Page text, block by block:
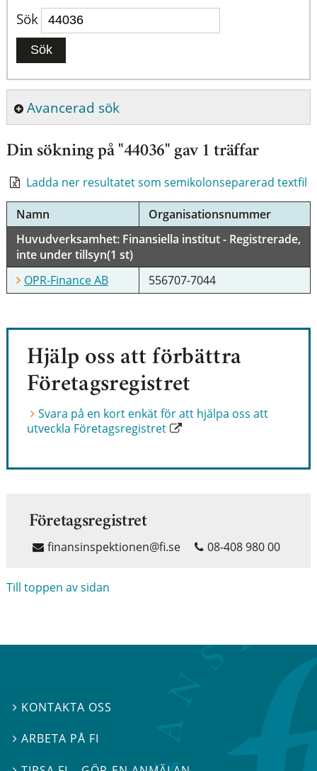
Sök
Sök
Avancerad sök
Din sökning på "44036" gav 1 träffar
Ladda ner resultatet som semikolonseparerad textfil
Namn
Organisationsnummer
Huvudverksamhet: Finansiella institut - Registrerade,
inte under tillsyn(1 st)
OPR-Finance AB
556707-7044
Hjälp oss att förbättra
Företagsregistret
Svara på en kort enkät för att hjälpa oss att
utveckla Företagsregistret
Företagsregistret
finansinspektionen@fi.se
08-408 980 00
Till toppen av sidan
 KONTAKTA OSS
ARBETA PÅ FI